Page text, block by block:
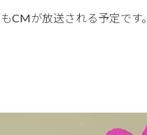
CMが放送される予定です。